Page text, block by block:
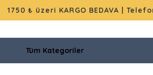
1750 ₺ üzeri KARGO BEDAVA |
Tüm Kategoriler